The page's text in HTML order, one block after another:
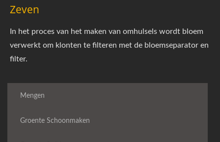
Zeven
In het proces van het maken van omhulsels wordt bloem
verwerkt om klonten te filteren met de bloemseparator en
filter.
Mengen
Groente Schoonmaken